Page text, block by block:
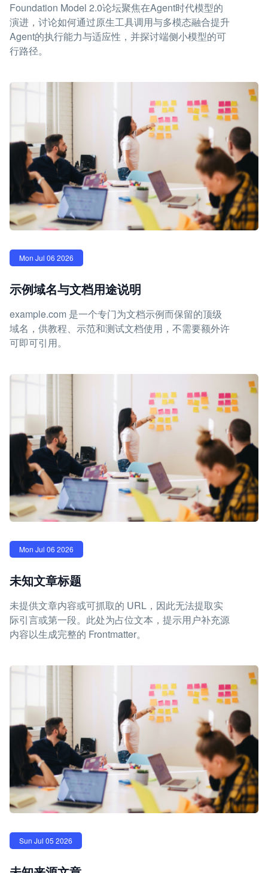
Foundation Model 2.0论坛聚焦在Agent时代模型的
演进，讨论如何通过原生工具调用与多模态融合提升
Agent的执行能力与适应性，并探讨端侧小模型的可
行路径。
Mon Jul 06 2026
示例域名与文档用途说明
example.com 是一个专门为文档示例而保留的顶级
域名，供教程、示范和测试文档使用，不需要额外许
可即可引用。
Mon Jul 06 2026
未知文章标题
未提供文章内容或可抓取的 URL，因此无法提取实
际引言或第一段。此处为占位文本，提示用户补充源
内容以生成完整的 Frontmatter。
Sun Jul 05 2026